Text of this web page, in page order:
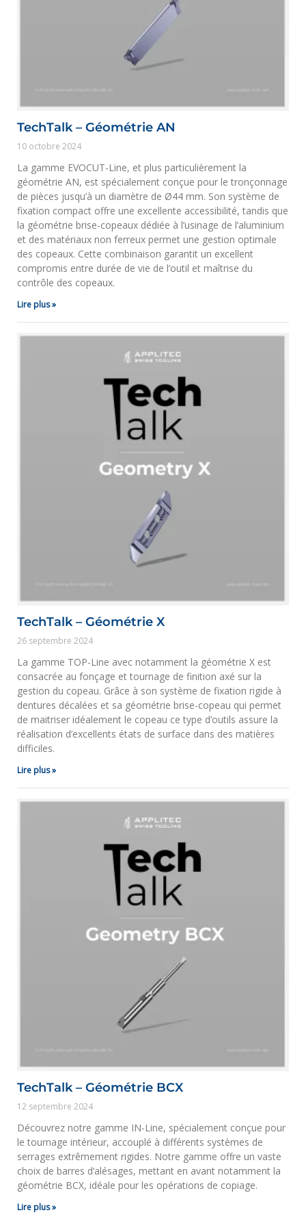
TechTalk – Géométrie AN
10 octobre 2024
La gamme EVOCUT-Line, et plus particulièrement la
géométrie AN, est spécialement conçue pour le tronçonnage
de pièces jusqu’à un diamètre de Ø44 mm. Son système de
fixation compact offre une excellente accessibilité, tandis que
la géométrie brise-copeaux dédiée à l’usinage de l’aluminium
et des matériaux non ferreux permet une gestion optimale
des copeaux. Cette combinaison garantit un excellent
compromis entre durée de vie de l’outil et maîtrise du
contrôle des copeaux.
Lire plus »
TechTalk – Géométrie X
26 septembre 2024
La gamme TOP-Line avec notamment la géométrie X est
consacrée au fonçage et tournage de finition axé sur la
gestion du copeau. Grâce à son système de fixation rigide à
dentures décalées et sa géométrie brise-copeau qui permet
de maitriser idéalement le copeau ce type d’outils assure la
réalisation d’excellents états de surface dans des matières
difficiles.
Lire plus »
TechTalk – Géométrie BCX
12 septembre 2024
Découvrez notre gamme IN-Line, spécialement conçue pour
le tournage intérieur, accouplé à différents systèmes de
serrages extrêmement rigides. Notre gamme offre un vaste
choix de barres d’alésages, mettant en avant notamment la
géométrie BCX, idéale pour les opérations de copiage.
Lire plus »